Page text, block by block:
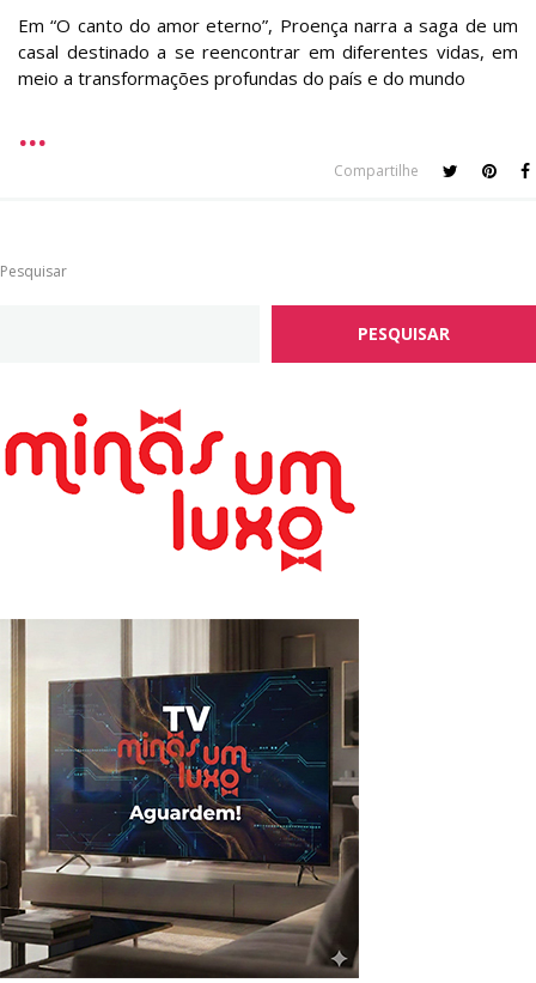
Em “O canto do amor eterno”, Proença narra a saga de um
casal destinado a se reencontrar em diferentes vidas, em
meio a transformações profundas do país e do mundo
Compartilhe
Pesquisar
PESQUISAR